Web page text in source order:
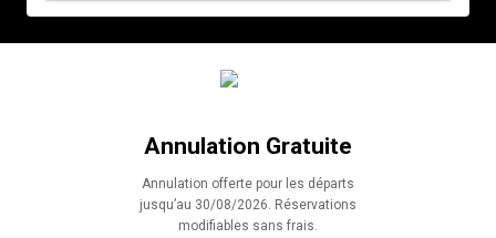
Annulation Gratuite
Annulation offerte pour les départs
jusqu’au 30/08/2026. Réservations
modifiables sans frais.